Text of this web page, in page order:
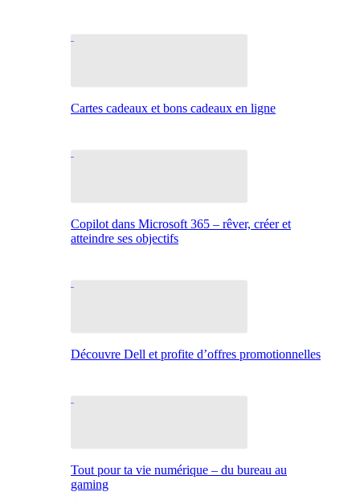
Cartes cadeaux et bons cadeaux en ligne
Copilot dans Microsoft 365 – rêver, créer et
atteindre ses objectifs
Découvre Dell et profite d’offres promotionnelles
Tout pour ta vie numérique – du bureau au
gaming